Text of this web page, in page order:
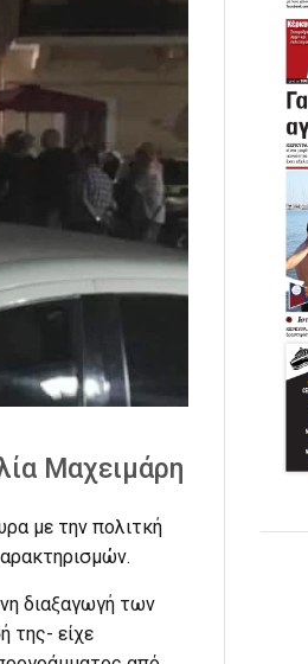
Μαχειμάρη
με την πολιτκή
διαξαγωγή των
της- είχε